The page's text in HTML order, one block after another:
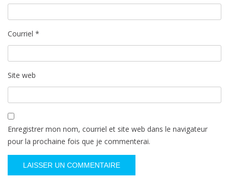
Courriel *
Site web
Enregistrer mon nom, courriel et site web dans le navigateur
pour la prochaine fois que je commenterai.